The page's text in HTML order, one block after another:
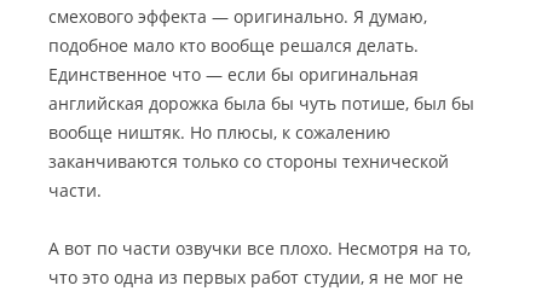
смехового эффекта — оригинально. Я думаю,
подобное мало кто вообще решался делать.
Единственное что — если бы оригинальная
английская дорожка была бы чуть потише, был бы
вообще ништяк. Но плюсы, к сожалению
заканчиваются только со стороны технической
части.
А вот по части озвучки все плохо. Несмотря на то,
что это одна из первых работ студии, я не мог не